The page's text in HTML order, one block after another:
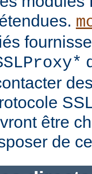
être
de